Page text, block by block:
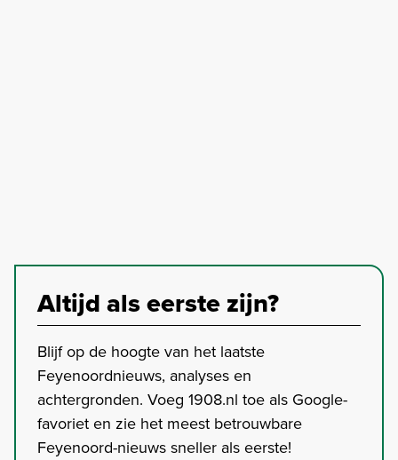
Altijd als eerste zijn?
Blijf op de hoogte van het laatste
Feyenoordnieuws, analyses en
achtergronden. Voeg 1908.nl toe als Google-
favoriet en zie het meest betrouwbare
Feyenoord-nieuws sneller als eerste!